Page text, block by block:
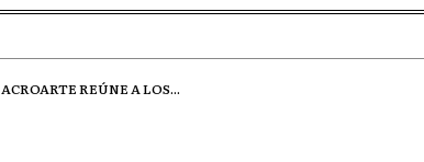
ACROARTE REÚNE A LOS...